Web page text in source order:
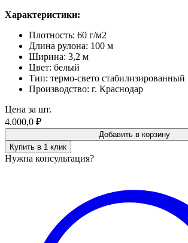
Характеристики:
Плотность: 60 г/м2
Длина рулона: 100 м
Ширина: 3,2 м
Цвет: белый
Тип: термо-свето стабилизированный
Производство: г. Краснодар
Цена за шт.
4.000,0 ₽
Добавить в корзину
Купить в 1 клик
Нужна консультация?